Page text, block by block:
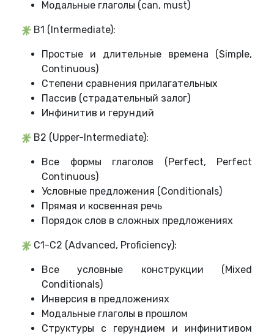
Модальные глаголы (can, must)
B1 (Intermediate):
Простые и длительные времена (Simple,
Continuous)
Степени сравнения прилагательных
Пассив (страдательный залог)
Инфинитив и герундий
B2 (Upper-Intermediate):
Все формы глаголов (Perfect, Perfect
Continuous)
Условные предложения (Conditionals)
Прямая и косвенная речь
Порядок слов в сложных предложениях
C1-C2 (Advanced, Proficiency):
Все условные конструкции (Mixed
Conditionals)
Инверсия в предложениях
Модальные глаголы в прошлом
Структуры с герундием и инфинитивом